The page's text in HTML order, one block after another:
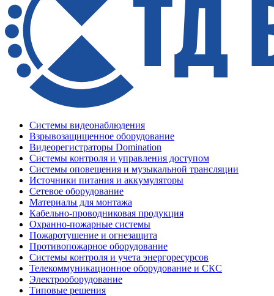
Системы видеонаблюдения
Взрывозащищенное оборудование
Видеорегистраторы Domination
Системы контроля и управления доступом
Системы оповещения и музыкальной трансляции
Источники питания и аккумуляторы
Сетевое оборудование
Материалы для монтажа
Кабельно-проводниковая продукция
Охранно-пожарные системы
Пожаротушение и огнезащита
Противопожарное оборудование
Системы контроля и учета энергоресурсов
Телекоммуникационное оборудование и СКС
Электрооборудование
Типовые решения